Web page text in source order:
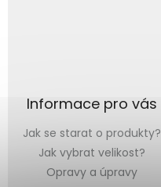
Informace pro vás
Jak se starat o produkty?
Jak vybrat velikost?
Opravy a úpravy